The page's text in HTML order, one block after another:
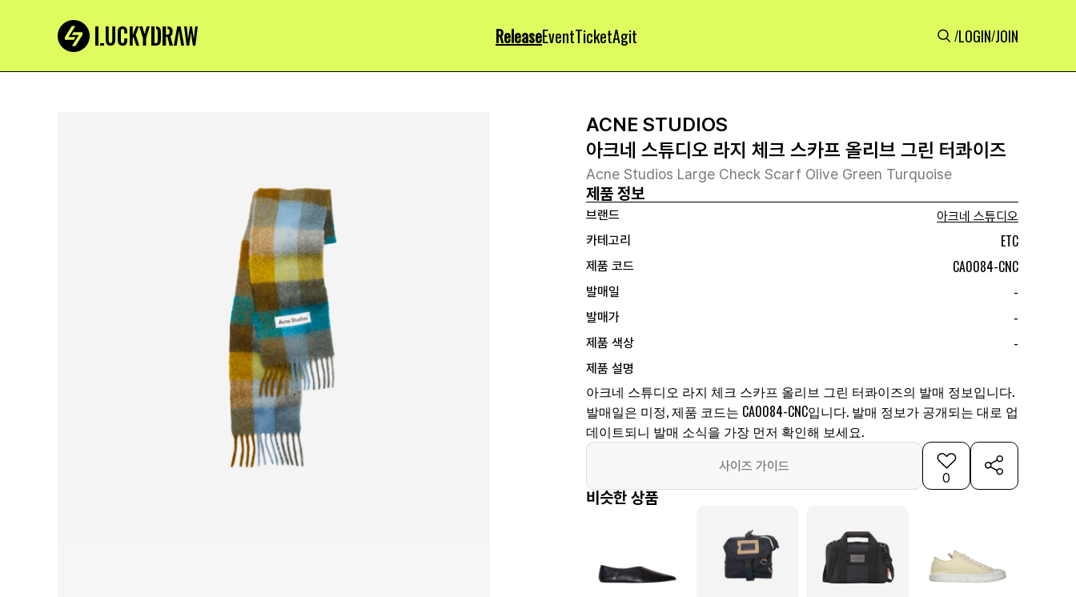
ReleaseEventTicketAgit /LOGIN/JOIN
ACNE STUDIOS
아크네 스튜디오 라지 체크 스카프 올리브 그린 터콰이즈
Acne Studios Large Check Scarf Olive Green Turquoise
제품 정보
브랜드
아크네 스튜디오
카테고리
ETC
제품 코드 CA0084-CNC
발매일 -
발매가 -
제품 색상 -
제품 설명
아크네 스튜디오 라지 체크 스카프 올리브 그린 터콰이즈의 발매 정보입니다.
발매일은 미정, 제품 코드는 CA0084-CNC입니다. 발매 정보가 공개되는 대로 업
데이트되니 발매 소식을 가장 먼저 확인해 보세요.
사이즈 가이드
0
비슷한 상품